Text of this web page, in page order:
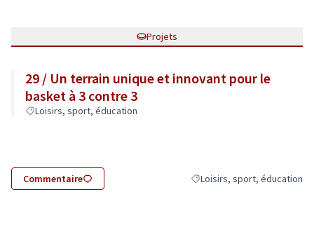
Projets
29 / Un terrain unique et innovant pour le
basket à 3 contre 3
Loisirs, sport, éducation
Commentaire Filtrer les résultats de la
Loisirs, sport, éducation